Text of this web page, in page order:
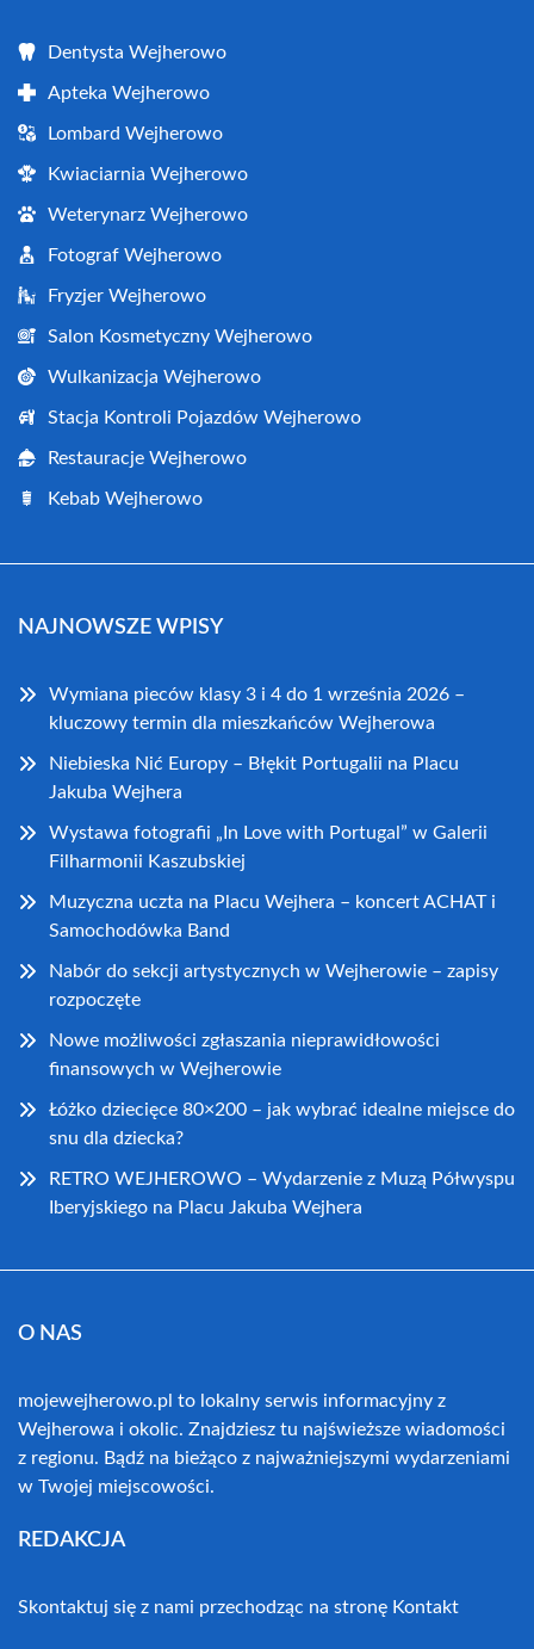
Dentysta Wejherowo
Apteka Wejherowo
Lombard Wejherowo
Kwiaciarnia Wejherowo
Weterynarz Wejherowo
Fotograf Wejherowo
Fryzjer Wejherowo
Salon Kosmetyczny Wejherowo
Wulkanizacja Wejherowo
Stacja Kontroli Pojazdów Wejherowo
Restauracje Wejherowo
Kebab Wejherowo
NAJNOWSZE WPISY
Wymiana pieców klasy 3 i 4 do 1 września 2026 –
kluczowy termin dla mieszkańców Wejherowa
Niebieska Nić Europy – Błękit Portugalii na Placu
Jakuba Wejhera
Wystawa fotografii „In Love with Portugal” w Galerii
Filharmonii Kaszubskiej
Muzyczna uczta na Placu Wejhera – koncert ACHAT i
Samochodówka Band
Nabór do sekcji artystycznych w Wejherowie – zapisy
rozpoczęte
Nowe możliwości zgłaszania nieprawidłowości
finansowych w Wejherowie
Łóżko dziecięce 80×200 – jak wybrać idealne miejsce do
snu dla dziecka?
RETRO WEJHEROWO – Wydarzenie z Muzą Półwyspu
Iberyjskiego na Placu Jakuba Wejhera
O NAS
mojewejherowo.pl to lokalny serwis informacyjny z
Wejherowa i okolic. Znajdziesz tu najświeższe wiadomości
z regionu. Bądź na bieżąco z najważniejszymi wydarzeniami
w Twojej miejscowości.
REDAKCJA
Skontaktuj się z nami przechodząc na stronę Kontakt